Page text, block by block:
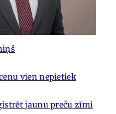
vien nepietiek
jaunu preču zīmi